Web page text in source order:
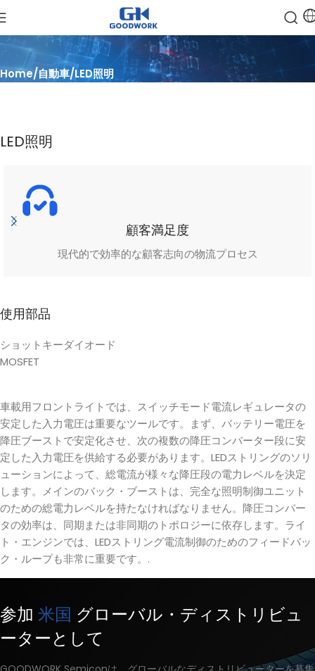
Home 自動車 LED照明
LED照明
顧客満足度
現代的で効率的な顧客志向の物流プロセス
使用部品
ショットキーダイオード
MOSFET
車載用フロントライトでは、スイッチモード電流レギュレータの
安定した入力電圧は重要なツールです。まず、バッテリー電圧を
降圧ブーストで安定化させ、次の複数の降圧コンバーター段に安
定した入力電圧を供給する必要があります。LEDストリングのソリ
ューションによって、総電流が様々な降圧段の電力レベルを決定
します。メインのバック・ブーストは、完全な照明制御ユニット
のための総電力レベルを持たなければなりません。降圧コンバー
タの効率は、同期または非同期のトポロジーに依存します。ライ
ト・エンジンでは、LEDストリング電流制御のためのフィードバッ
ク・ループも非常に重要です。.
参加 米国 グローバル・ディストリビュ
ーターとして